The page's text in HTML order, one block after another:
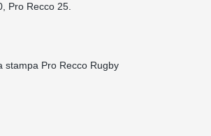
Pro Recco 25.
stampa Pro Recco Rugby